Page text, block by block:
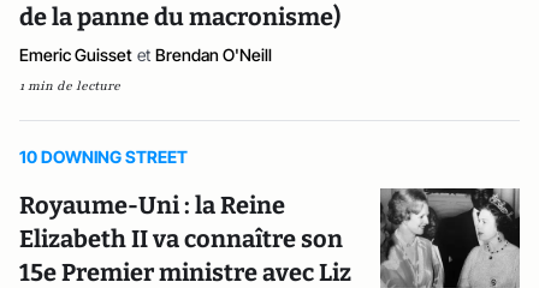
de la panne du macronisme)
Emeric Guisset et Brendan O'Neill
1 min de lecture
10 DOWNING STREET
Royaume-Uni : la Reine
Elizabeth II va connaître son
15e Premier ministre avec Liz